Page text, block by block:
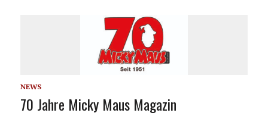
NEWS
70 Jahre Micky Maus Magazin